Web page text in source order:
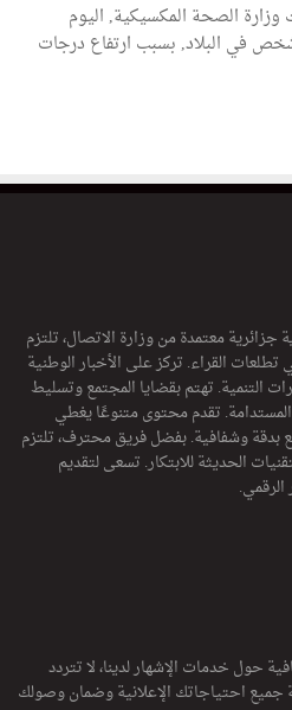
الصحة المكسيكية, اليوم
عن وفاة 155 شخص في البلاد, بسبب ارتفاع درجات
معتمدة من وزارة الاتصال، تلتزم
القراء. تركز على الأخبار الوطنية
التنمية. تهتم بقضايا المجتمع وتسليط
تقدم محتوى متنوعًا يغطي
بدقة وشفافية. بفضل فريق محترف، تلتزم
الحديثة للابتكار. تسعى لتقديم
حول خدمات الإشهار لدينا، لا تتردد
جميع احتياجاتك الإعلانية وضمان وصولك